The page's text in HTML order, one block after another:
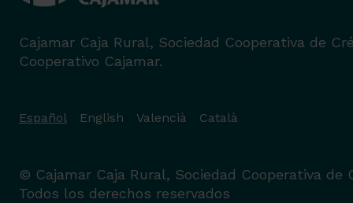
Cajamar Caja Rural, Sociedad Cooperativa de
Cooperativo Cajamar.
Español English Valencià Català
© Cajamar Caja Rural, Sociedad Cooperativa de
Todos los derechos reservados